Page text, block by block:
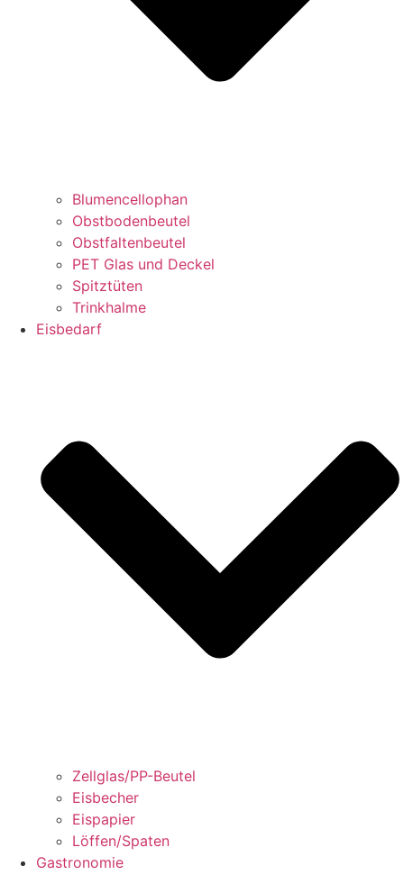
Blumencellophan
Obstbodenbeutel
Obstfaltenbeutel
PET Glas und Deckel
Spitztüten
Trinkhalme
Eisbedarf
Zellglas/PP-Beutel
Eisbecher
Eispapier
Löffen/Spaten
Gastronomie